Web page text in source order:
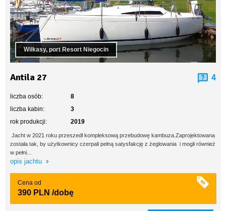
Wilkasy, port Resort Niegocin
Antila 27 4
liczba osób:
8
liczba kabin:
3
rok produkcji:
2019
Jacht w 2021 roku przeszedł kompleksową przebudowę kambuza.Zaprojektowana
została tak, by użytkownicy czerpali pełną satysfakcję z żeglowania i mogli również
w pełni...
opis jachtu
Cena od
390 PLN /dobę